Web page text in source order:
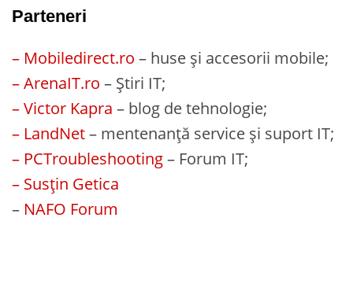
Parteneri
– Mobiledirect.ro – huse și accesorii mobile;
– ArenaIT.ro – Știri IT;
– Victor Kapra – blog de tehnologie;
– LandNet– mentenanță service și suport IT;
– PCTroubleshooting– Forum IT;
– Susțin Getica
– NAFO Forum